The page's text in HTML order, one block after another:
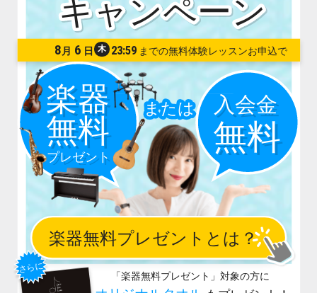
8 月 6 日 木23:59